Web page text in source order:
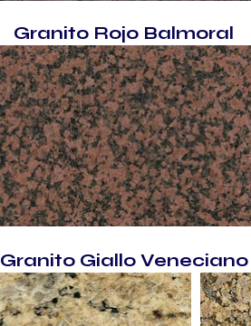
Granito Rojo Balmoral
Granito Giallo Veneciano